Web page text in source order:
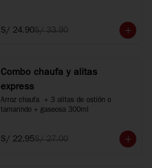
S/ 24.90S/ 33.90
Combo chaufa y alitas
express
Arroz chaufa  + 3 alitas de ostión o
tamarindo + gaseosa 300ml
S/ 22.95S/ 27.00